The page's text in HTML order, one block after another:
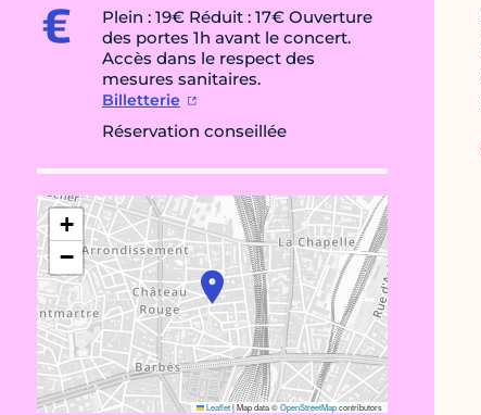
Plein : 19€ Réduit : 17€ Ouverture
des portes 1h avant le concert.
Accès dans le respect des
mesures sanitaires.
Billetterie
Réservation conseillée
+
−
Leaflet|Map data ©OpenStreetMapcontributors